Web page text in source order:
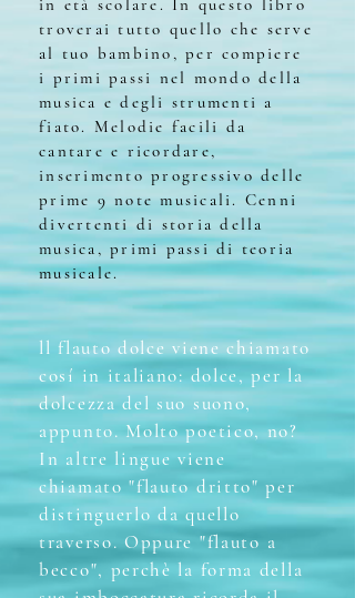
in età scolare. In questo libro
troverai tutto quello che serve
al tuo bambino, per compiere
i primi passi nel mondo della
musica e degli strumenti a
fiato. Melodie facili da
cantare e ricordare,
inserimento progressivo delle
prime 9 note musicali. Cenni
divertenti di storia della
musica, primi passi di teoria
musicale.
ll flauto dolce viene chiamato
cosí in italiano: dolce, per la
dolcezza del suo suono,
appunto. Molto poetico, no?
In altre lingue viene
chiamato "flauto dritto" per
distinguerlo da quello
traverso. Oppure "flauto a
becco", perchè la forma della